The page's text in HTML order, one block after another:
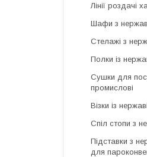
Лінії роздачі
Шафи з
Стелажі з
Полки із
Сушки для
промислові
Візки із
Спіл стопи з
Підставки з
для